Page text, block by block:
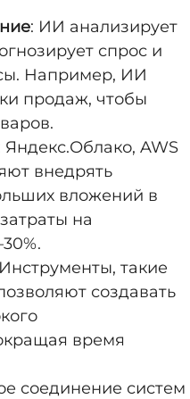
: ИИ анализирует
спрос и
Например, ИИ
продаж, чтобы
Яндекс.Облако, AWS
внедрять
вложений в
на
такие
создавать
время
соединение систем